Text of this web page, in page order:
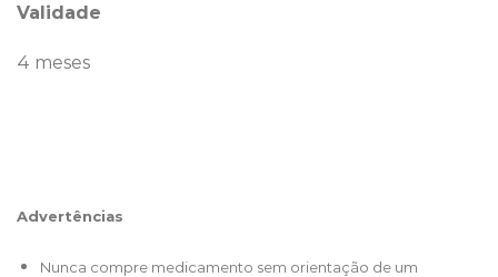
Validade
4 meses
Advertências
Nunca compre medicamento sem orientação de um